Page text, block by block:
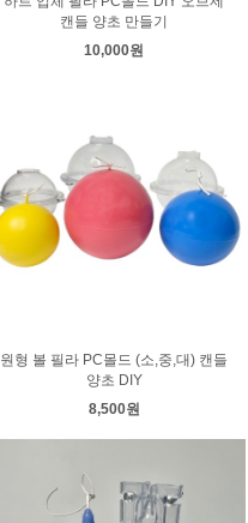
캔들 양초 만들기
10,000원
원형 볼 필라 PC몰드 (소,중,대) 캔들
양초 DIY
8,500원